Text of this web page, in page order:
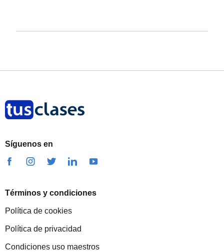
Síguenos en
Términos y condiciones
Política de cookies
Política de privacidad
Condiciones uso maestros